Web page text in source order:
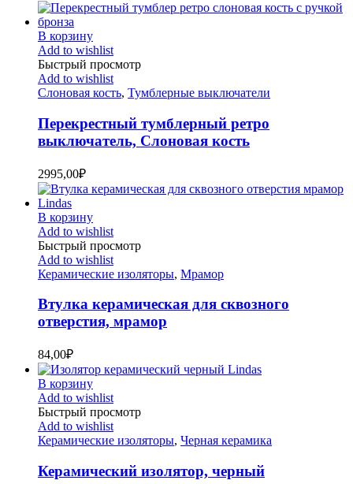
В корзину
Add to wishlist
Быстрый просмотр
Add to wishlist
Слоновая кость, Тумблерные выключатели
Перекрестный тумблерный ретро
выключатель, Слоновая кость
2995,00₽
В корзину
Add to wishlist
Быстрый просмотр
Add to wishlist
Керамические изоляторы, Мрамор
Втулка керамическая для сквозного
отверстия, мрамор
84,00₽
В корзину
Add to wishlist
Быстрый просмотр
Add to wishlist
Керамические изоляторы, Черная керамика
Керамический изолятор, черный